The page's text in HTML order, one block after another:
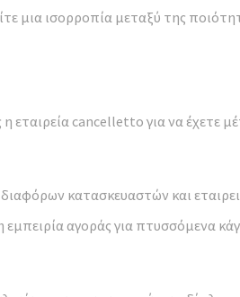
μια ισορροπία μεταξύ της
cancelletto για να έχετε
κατασκευαστών και
αγοράς για πτυσσόμενα